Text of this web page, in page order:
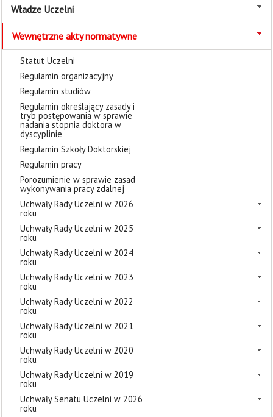
Władze Uczelni
Wewnętrzne akty normatywne
Statut Uczelni
Regulamin organizacyjny
Regulamin studiów
Regulamin określający zasady i
tryb postępowania w sprawie
nadania stopnia doktora w
dyscyplinie
Regulamin Szkoły Doktorskiej
Regulamin pracy
Porozumienie w sprawie zasad
wykonywania pracy zdalnej
Uchwały Rady Uczelni w 2026
roku
Uchwały Rady Uczelni w 2025
roku
Uchwały Rady Uczelni w 2024
roku
Uchwały Rady Uczelni w 2023
roku
Uchwały Rady Uczelni w 2022
roku
Uchwały Rady Uczelni w 2021
roku
Uchwały Rady Uczelni w 2020
roku
Uchwały Rady Uczelni w 2019
roku
Uchwały Senatu Uczelni w 2026
roku